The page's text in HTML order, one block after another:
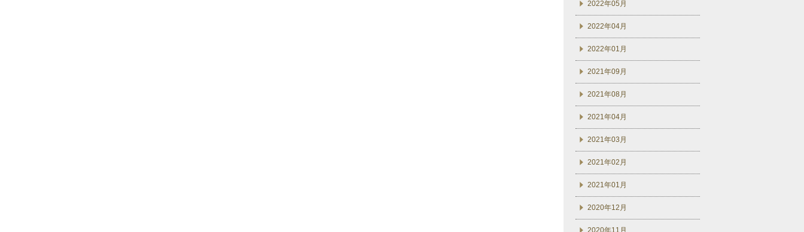
2022年05月
2022年04月
2022年01月
2021年09月
2021年08月
2021年04月
2021年03月
2021年02月
2021年01月
2020年12月
2020年11月